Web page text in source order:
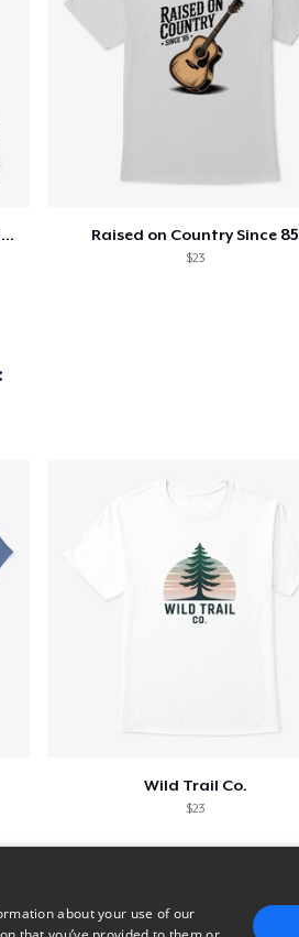
"IT'S OK TO NOT BE OK" Hoodie (BP LOGO) Raised on Country Since 85
$23
Wild Trail Co.
$23
about your use of our